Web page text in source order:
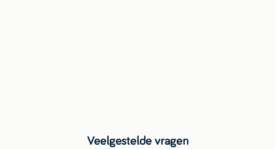
Veelgestelde vragen